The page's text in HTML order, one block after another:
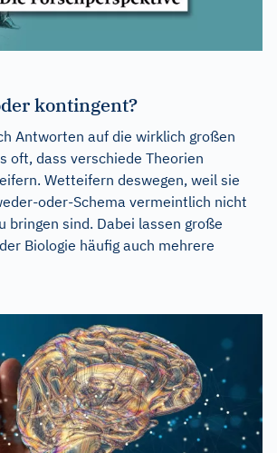
kontingent?
Antworten auf die wirklich großen
oft, dass verschiede Theorien
Wetteifern deswegen, weil sie
oder-Schema vermeintlich nicht
bringen sind. Dabei lassen große
Biologie häufig auch mehrere